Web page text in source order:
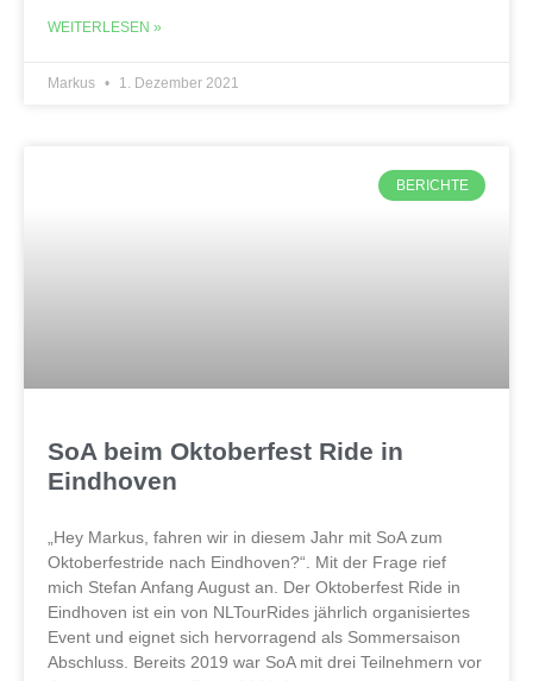
WEITERLESEN »
Markus 1. Dezember 2021
BERICHTE
SoA beim Oktoberfest Ride in
Eindhoven
„Hey Markus, fahren wir in diesem Jahr mit SoA zum
Oktoberfestride nach Eindhoven?“. Mit der Frage rief
mich Stefan Anfang August an. Der Oktoberfest Ride in
Eindhoven ist ein von NLTourRides jährlich organisiertes
Event und eignet sich hervorragend als Sommersaison
Abschluss. Bereits 2019 war SoA mit drei Teilnehmern vor